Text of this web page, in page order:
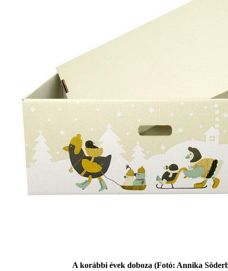
A korábbi évek doboza (Fotó: Annika